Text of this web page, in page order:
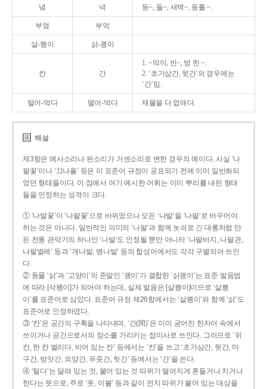
녘 녁 동~, 들~, 새벽~, 동틀 ~.
부엌 부억
살-쾡이 삵-괭이
칸 간
1. ~막이, 빈~, 방 한 ~.
2. ‘초가삼간, 윗간’의 경우에는
‘간’임.
털어-먹다 떨어-먹다 재물을 다 없애다.
해설
제3항은 예사소리나 된소리가 거센소리로 변한 경우의 예이다. 사실 ‘나
팔꽃’이나 ‘끄나풀’ 등은 이 표준어 규정이 공표되기 전에 이미 일반화되
었던 형태들이다. 이 점에서 여기 예시한 어휘는 이미 뿌리를 내린 형태
들을 인정하는 성격이 크다.
① ‘나발꽃’이 ‘나팔꽃’으로 바뀌었으나 모든 ‘나발’을 ‘나팔’로 바꾸어야
하는 것은 아니다. 일반적인 의미의 ‘나팔’과 함께 놋쇠로 긴 대롱처럼 만
든 전통 관악기의 하나인 ‘나발’도 인정될 뿐만 아니라 ‘나팔바지, 나팔관,
나팔벌레’ 등과 ‘개나발, 병나발’ 등의 합성어에서도 각각 구별되어 쓰인
다.
② 동물 ‘삵’과 ‘고양이’의 준말인 ‘괭이’가 결합한 ‘삵괭이’는 표준 발음법
에 따라 [삭꽹이]가 되어야 하는데, 실제 발음은 [살쾡이]이므로 ‘살쾡
이’를 표준어로 삼았다. 표준어 규정 제26항에서는 ‘살쾡이’와 함께 ‘삵’도
표준어로 인정하였다.
③ ‘칸’은 공간의 구획을 나타내며, ‘간(間)’은 이미 굳어진 한자어 속에서
쓰이거나 공간으로서의 장소를 가리키는 접미사로 쓰인다. 그러므로 ‘위
칸, 한 칸 벌리다, 비어 있는 칸’ 등에서는 ‘칸’을 쓰고 ‘초가삼간, 뒷간, 마
구간, 방앗간, 외양간, 푸줏간, 헛간’ 등에서는 ‘간’을 쓴다.
④ ‘털다’는 달려 있는 것, 붙어 있는 것 따위가 떨어지게 흔들거나 치거나
한다는 뜻으로, 주로 ‘옷, 이불’ 등과 같이 먼지 따위가 붙어 있는 대상을